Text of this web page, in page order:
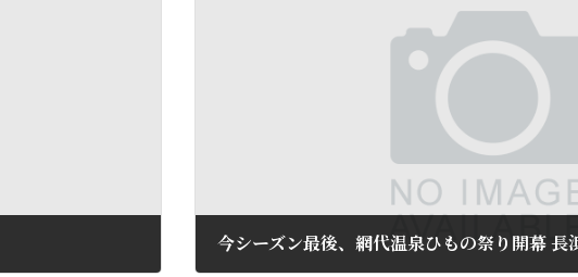
今シーズン最後、網代温泉ひもの祭り開幕 長